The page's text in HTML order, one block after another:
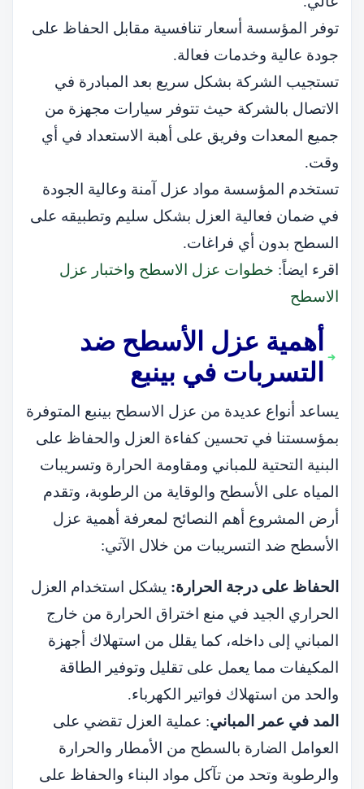
توفر المؤسسة أسعار تنافسية مقابل الحفاظ على
جودة عالية وخدمات فعالة.
تستجيب الشركة بشكل سريع بعد المبادرة في
الاتصال بالشركة حيث تتوفر سيارات مجهزة من
جميع المعدات وفريق على أهبة الاستعداد في أي
وقت.
تستخدم المؤسسة مواد عزل آمنة وعالية الجودة
في ضمان فعالية العزل بشكل سليم وتطبيقه على
السطح بدون أي فراغات.
اقرء ايضاً: خطوات عزل الاسطح واختبار عزل
الاسطح
أهمية عزل الأسطح ضد
التسربات في بينبع
يساعد أنواع عديدة من عزل الاسطح بينبع المتوفرة
بمؤسستنا في تحسين كفاءة العزل والحفاظ على
البنية التحتية للمباني ومقاومة الحرارة وتسريبات
المياه على الأسطح والوقاية من الرطوبة، وتقدم
أرض المشروع أهم النصائح لمعرفة أهمية عزل
الأسطح ضد التسريبات من خلال الآتي:
الحفاظ على درجة الحرارة: يشكل استخدام العزل
الحراري الجيد في منع اختراق الحرارة من خارج
المباني إلى داخله، كما يقلل من استهلاك أجهزة
المكيفات مما يعمل على تقليل وتوفير الطاقة
والحد من استهلاك فواتير الكهرباء.
المد في عمر المباني: عملية العزل تقضي على
العوامل الضارة بالسطح من الأمطار والحرارة
والرطوبة وتحد من تآكل مواد البناء والحفاظ على